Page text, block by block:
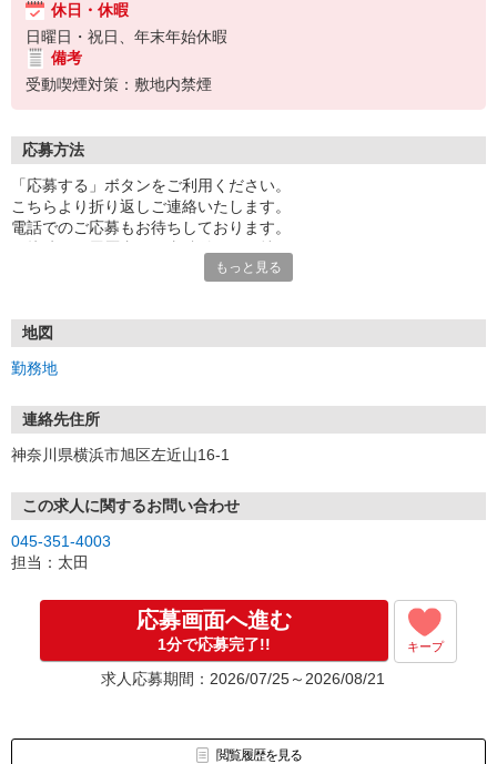
休日・休暇
日曜日・祝日、年末年始休暇
備考
受動喫煙対策：敷地内禁煙
応募方法
「応募する」ボタンをご利用ください。
こちらより折り返しご連絡いたします。
電話でのご応募もお待ちしております。
もっと見る
地図
勤務地
連絡先住所
神奈川県横浜市旭区左近山16-1
この求人に関するお問い合わせ
045-351-4003
担当：太田
応募画面へ進む
1分で応募完了!! キープ
求人応募期間：2026/07/25～2026/08/21
閲覧履歴を見る